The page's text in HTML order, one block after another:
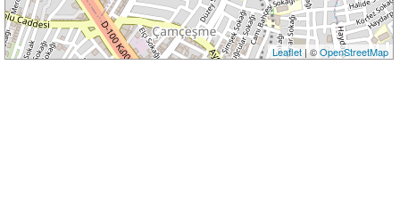
Leaflet| ©OpenStreetMap